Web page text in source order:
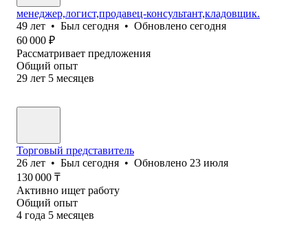
менеджер,логист,продавец-консультант,кладовщик.
49 лет • Был сегодня • Обновлено сегодня
60 000 ₽
Рассматривает предложения
Общий опыт
29 лет 5 месяцев
Торговый представитель
26 лет • Был сегодня • Обновлено 23 июля
130 000 ₸
Активно ищет работу
Общий опыт
4 года 5 месяцев